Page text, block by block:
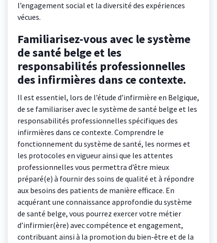
l’engagement social et la diversité des expériences
vécues.
Familiarisez-vous avec le système
de santé belge et les
responsabilités professionnelles
des infirmières dans ce contexte.
Il est essentiel, lors de l’étude d’infirmière en Belgique,
de se familiariser avec le système de santé belge et les
responsabilités professionnelles spécifiques des
infirmières dans ce contexte. Comprendre le
fonctionnement du système de santé, les normes et
les protocoles en vigueur ainsi que les attentes
professionnelles vous permettra d’être mieux
préparé(e) à fournir des soins de qualité et à répondre
aux besoins des patients de manière efficace. En
acquérant une connaissance approfondie du système
de santé belge, vous pourrez exercer votre métier
d’infirmier(ère) avec compétence et engagement,
contribuant ainsi à la promotion du bien-être et de la